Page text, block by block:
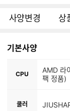
사양변경 상
기본사양
CPU
AMD 라
팩 정품)
쿨러